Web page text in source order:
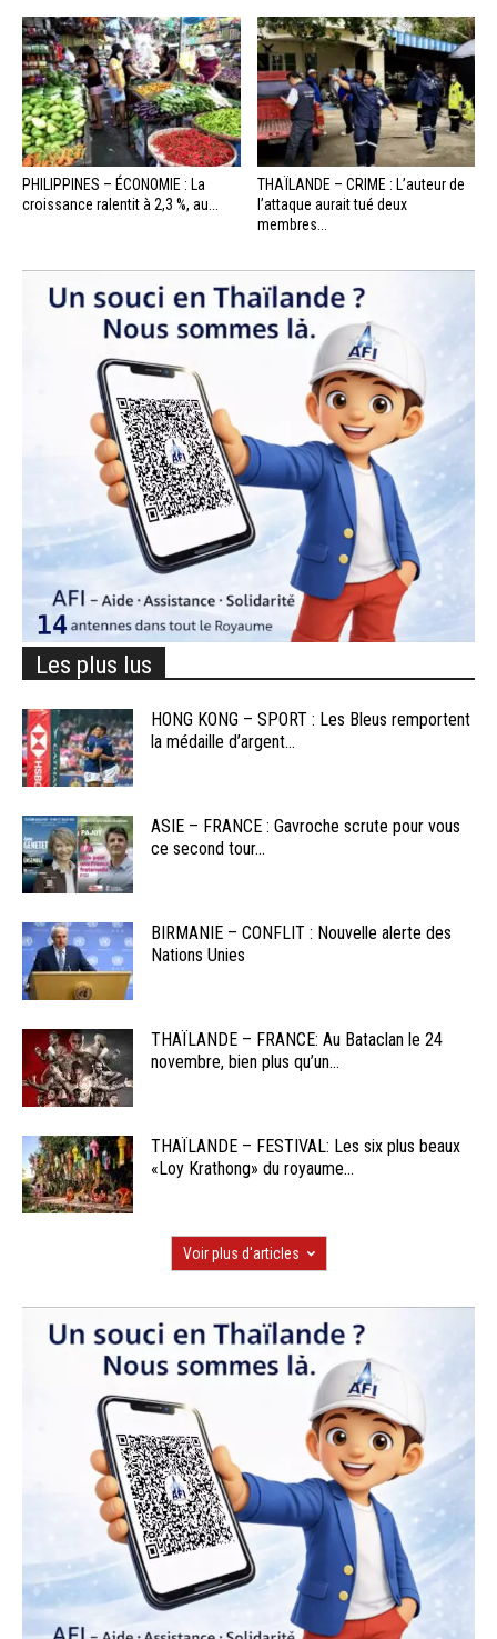
PHILIPPINES – ÉCONOMIE : La
croissance ralentit à 2,3 %, au...
THAÏLANDE – CRIME : L’auteur de
l’attaque aurait tué deux
membres...
Les plus lus
HONG KONG – SPORT : Les Bleus remportent
la médaille d’argent...
ASIE – FRANCE : Gavroche scrute pour vous
ce second tour...
BIRMANIE – CONFLIT : Nouvelle alerte des
Nations Unies
THAÏLANDE – FRANCE: Au Bataclan le 24
novembre, bien plus qu’un...
THAÏLANDE – FESTIVAL: Les six plus beaux
«Loy Krathong» du royaume...
Voir plus d'articles